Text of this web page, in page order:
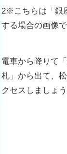
2※こちらは「銀
する場合の画像で
電車から降りて
札」から出て、
クセスしましょう